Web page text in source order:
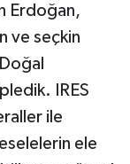
Erdoğan,
ve seçkin
IRES
ile
ele